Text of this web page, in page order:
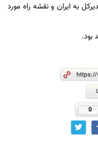
به ایران و نقشه راه مورد
بود.
0